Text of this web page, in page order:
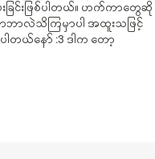
ခြင်းဖြစ်ပါတယ်။ ဟက်ကာတွေဆို
ဘာလဲသိကြမှာပါ အထူးသဖြင့်
ယ်နော် :3 ဒါက တော့